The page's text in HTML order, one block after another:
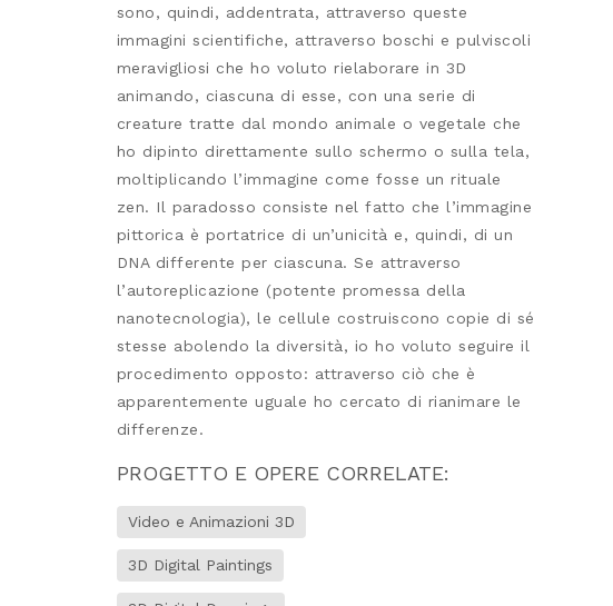
sono, quindi, addentrata, attraverso queste
immagini scientifiche, attraverso boschi e pulviscoli
meravigliosi che ho voluto rielaborare in 3D
animando, ciascuna di esse, con una serie di
creature tratte dal mondo animale o vegetale che
ho dipinto direttamente sullo schermo o sulla tela,
moltiplicando l’immagine come fosse un rituale
zen. Il paradosso consiste nel fatto che l’immagine
pittorica è portatrice di un’unicità e, quindi, di un
DNA differente per ciascuna. Se attraverso
l’autoreplicazione (potente promessa della
nanotecnologia), le cellule costruiscono copie di sé
stesse abolendo la diversità, io ho voluto seguire il
procedimento opposto: attraverso ciò che è
apparentemente uguale ho cercato di rianimare le
differenze.
PROGETTO E OPERE CORRELATE:
Video e Animazioni 3D
3D Digital Paintings